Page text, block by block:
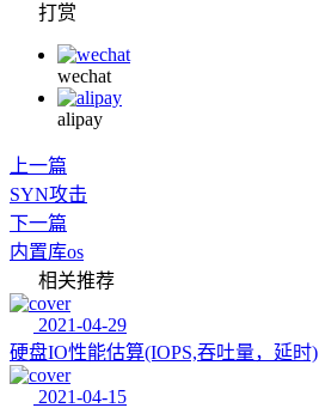
打赏
wechat
alipay
上一篇
SYN攻击
下一篇
内置库os
相关推荐
2021-04-29
硬盘IO性能估算(IOPS,吞吐量，延时)
2021-04-15